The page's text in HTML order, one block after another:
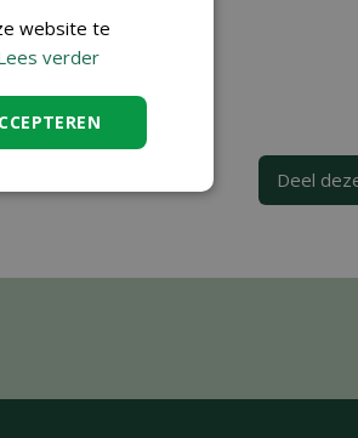
website te
verder